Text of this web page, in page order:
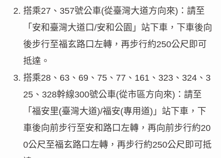
搭乘27、357號公車(從臺灣大道方向來)：請至
「安和臺灣大道口/安和公園」站下車，下車後向
後步行至福玄路口左轉，再步行約250公尺即可
抵達。
搭乘28、63、69、75、77、161、323、324、3
25、328幹線300號公車(從市區方向來)：請至
「福安里(臺灣大道)/福安(專用道)」站下車，下
車後向前步行至安和路口左轉，再向前步行約20
0公尺至福玄路口左轉，再步行約250公尺即可抵